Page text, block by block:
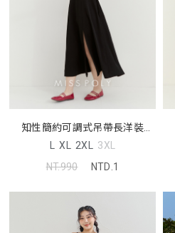
知性簡約可調式吊帶長洋裝
MISS
L XL 2XL 3XL
NT.990
NTD.1